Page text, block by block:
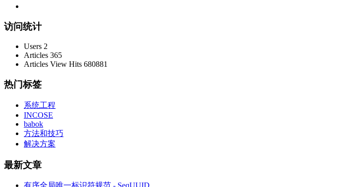
访问统计
Users 2
Articles 365
Articles View Hits 680881
热门标签
系统工程
INCOSE
babok
方法和技巧
解决方案
最新文章